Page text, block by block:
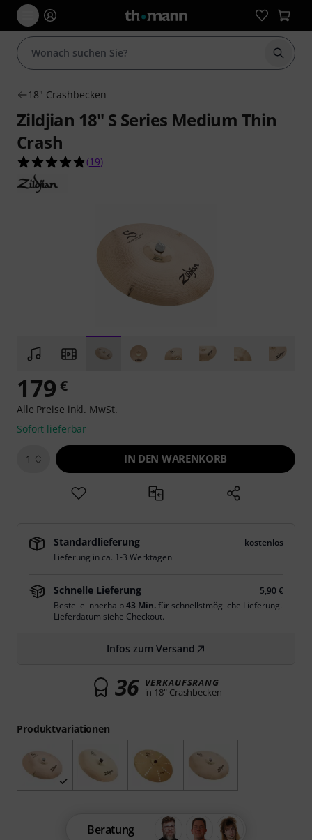
Suche
18" Crashbecken
Zildjian 18" S Series Medium Thin
Crash
4.8 von 5 Sternen aus 19 Kundenbewertungen
(19)
Produktvariationen
179 €
Alle Preise inkl. MwSt.
Sofort lieferbar
1 IN DEN WARENKORB
Standardlieferung
kostenlos
Lieferung in ca. 1-3 Werktagen
Schnelle Lieferung
5,90 €
Bestelle innerhalb43 Min.für schnellstmögliche Lieferung.
Lieferdatum siehe Checkout.
Infos zum Versand
36 VERKAUFSRANG
in 18" Crashbecken
Beratung